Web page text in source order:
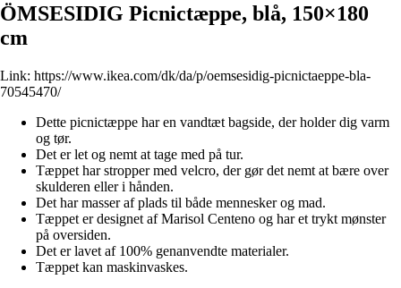
ÖMSESIDIG Picnictæppe, blå, 150×180
cm
Link: https://www.ikea.com/dk/da/p/oemsesidig-picnictaeppe-bla-
70545470/
Dette picnictæppe har en vandtæt bagside, der holder dig varm
og tør.
Det er let og nemt at tage med på tur.
Tæppet har stropper med velcro, der gør det nemt at bære over
skulderen eller i hånden.
Det har masser af plads til både mennesker og mad.
Tæppet er designet af Marisol Centeno og har et trykt mønster
på oversiden.
Det er lavet af 100% genanvendte materialer.
Tæppet kan maskinvaskes.